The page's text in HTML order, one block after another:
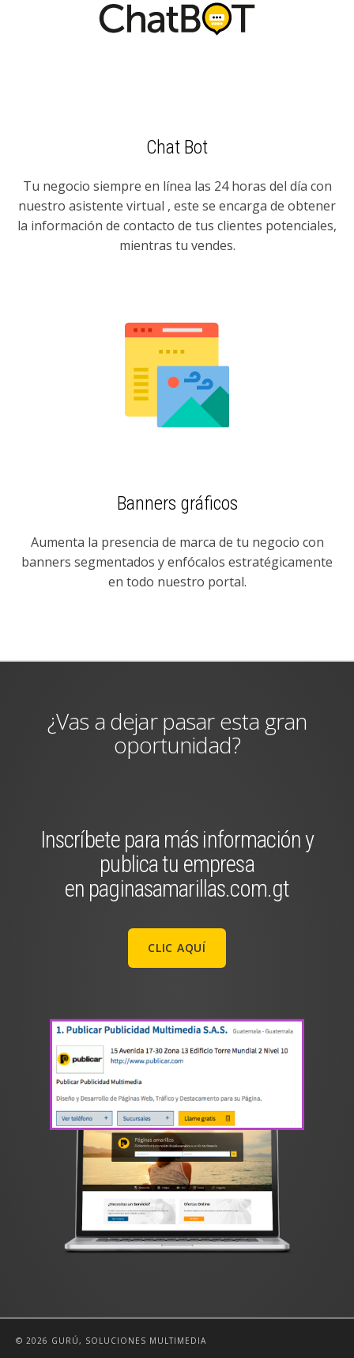
Chat Bot
Tu negocio siempre en línea las 24 horas del día con
nuestro asistente virtual , este se encarga de obtener
la información de contacto de tus clientes potenciales,
mientras tu vendes.
Banners gráficos
Aumenta la presencia de marca de tu negocio con
banners segmentados y enfócalos estratégicamente
en todo nuestro portal.
¿Vas a dejar pasar esta gran
oportunidad?
Inscríbete para más información y
publica tu empresa
en paginasamarillas.com.gt
CLIC AQUÍ
© 2026 GURÚ, SOLUCIONES MULTIMEDIA